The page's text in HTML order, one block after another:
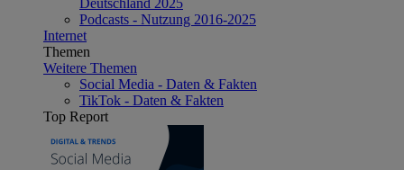
Podcasts - Nutzung 2016-2025
Internet
Themen
Weitere Themen
Social Media - Daten & Fakten
TikTok - Daten & Fakten
Top Report